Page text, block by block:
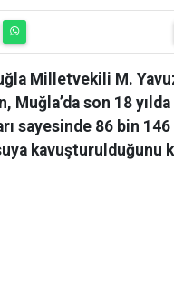
Milletvekili M.
Muğla’da son 18
sayesinde 86 bin
kavuşturulduğunu